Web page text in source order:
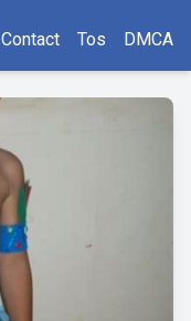
Contact Tos DMCA